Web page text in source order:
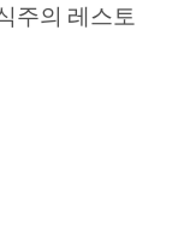
주의 레스토